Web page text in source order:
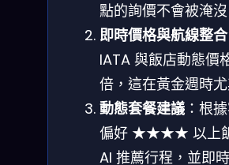
點的詢價不會被淹沒
即時價格與航線整合
IATA 與飯店動態價
倍，這在黃金週時尤
動態套餐建議 ：根
偏好 ★★★★ 以上飯
AI 推薦行程，並即